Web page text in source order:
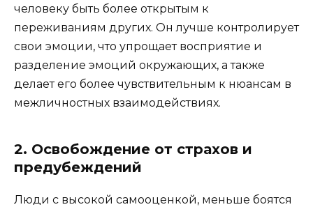
человеку быть более открытым к
переживаниям других. Он лучше контролирует
свои эмоции, что упрощает восприятие и
разделение эмоций окружающих, а также
делает его более чувствительным к нюансам в
межличностных взаимодействиях.
2. Освобождение от страхов и
предубеждений
Люди с высокой самооценкой, меньше боятся